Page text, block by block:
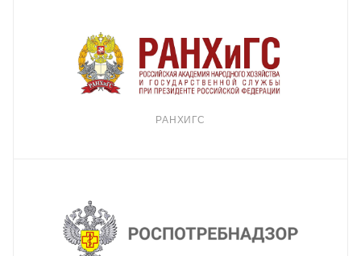
РАНХИГС